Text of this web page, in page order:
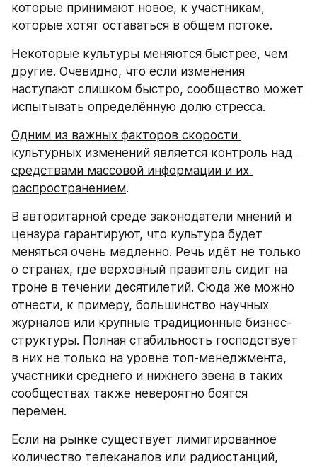
которые принимают новое, к участникам,
которые хотят оставаться в общем потоке.
Некоторые культуры меняются быстрее, чем
другие. Очевидно, что если изменения
наступают слишком быстро, сообщество может
испытывать определённую долю стресса.
Одним из важных факторов скорости
культурных изменений является контроль над
средствами массовой информации и их
распространением.
В авторитарной среде законодатели мнений и
цензура гарантируют, что культура будет
меняться очень медленно. Речь идёт не только
о странах, где верховный правитель сидит на
троне в течении десятилетий. Сюда же можно
отнести, к примеру, большинство научных
журналов или крупные традиционные бизнес-
структуры. Полная стабильность господствует
в них не только на уровне топ-менеджмента,
участники среднего и нижнего звена в таких
сообществах также невероятно боятся
перемен.
Если на рынке существует лимитированное
количество телеканалов или радиостанций,